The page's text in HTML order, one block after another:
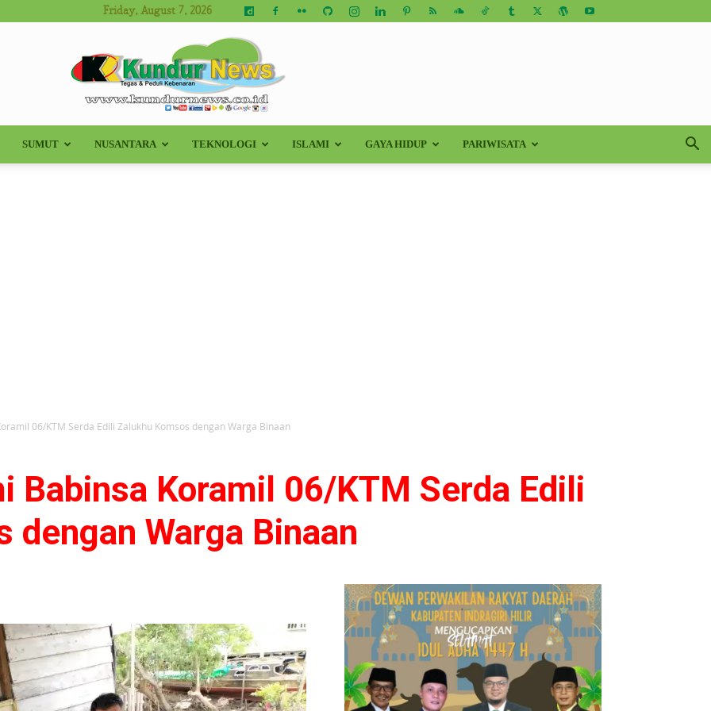
Friday, August 7, 2026
Kundur
SUMUT NUSANTARA TEKNOLOGI ISLAMI GAYA HIDUP PARIWISATA
06/KTM Serda Edili Zalukhu Komsos dengan Warga Binaan
Babinsa Koramil 06/KTM Serda Edili
dengan Warga Binaan